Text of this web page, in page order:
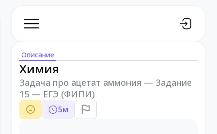
Описание
Химия
Задача про ацетат аммония — Задание
15 — ЕГЭ (ФИПИ)
5м